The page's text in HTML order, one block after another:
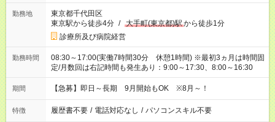
勤務地
東京都千代田区
東京駅から徒歩4分 / 大手町(東京都)駅から徒歩1分
診療所及び病院経営
勤務時間
08:30～17:00(実働7時間30分 休憩1時間) ※最初3ヵ月は時間固
定/月数回は右記時間も発生あり：9:00～17:30、8:00～16:30
期間 【急募】即日～長期 9月開始もOK ※8月～！
特徴 履歴書不要 / 電話対応なし / パソコンスキル不要